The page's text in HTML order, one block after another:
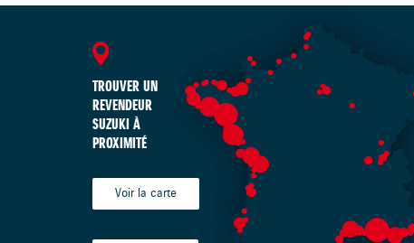
TROUVER UN
REVENDEUR
SUZUKI À
PROXIMITÉ
Voir la carte